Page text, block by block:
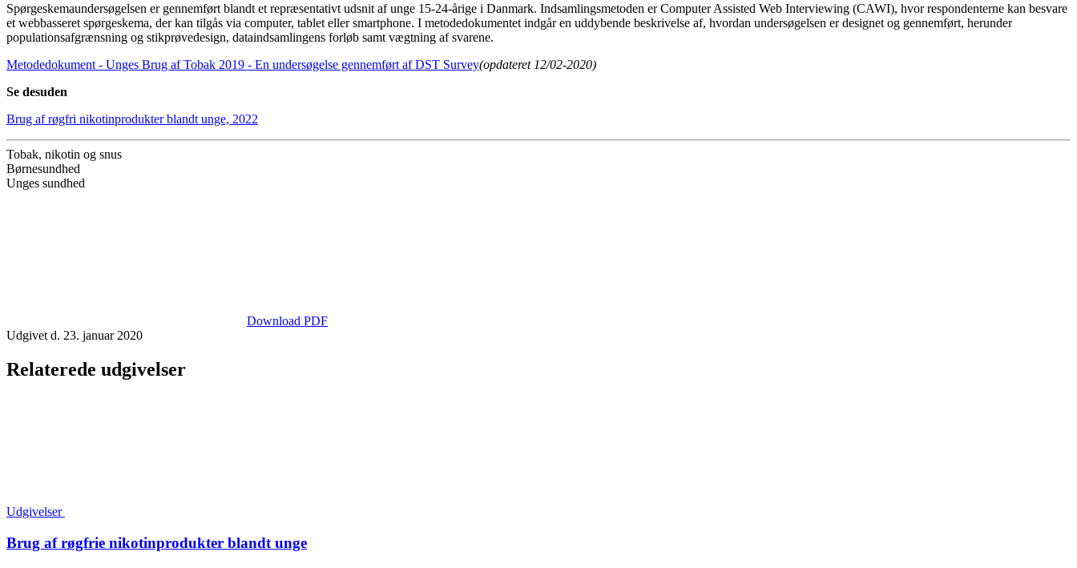
Spørgeskemaundersøgelsen er gennemført blandt et repræsentativt udsnit af unge 15-24-årige i Danmark. Indsamlingsmetoden er Computer Assisted Web Interviewing (CAWI), hvor respondenterne kan besvare
et webbasseret spørgeskema, der kan tilgås via computer, tablet eller smartphone. I metodedokumentet indgår en uddybende beskrivelse af, hvordan undersøgelsen er designet og gennemført, herunder
populationsafgrænsning og stikprøvedesign, dataindsamlingens forløb samt vægtning af svarene.
Metodedokument - Unges Brug af Tobak 2019 - En undersøgelse gennemført af DST Survey(opdateret 12/02-2020)
Se desuden
Brug af røgfri nikotinprodukter blandt unge, 2022
Tobak, nikotin og snus
Børnesundhed
Unges sundhed
Download PDF
Udgivet d. 23. januar 2020
Relaterede udgivelser
Udgivelser
Brug af røgfrie nikotinprodukter blandt unge